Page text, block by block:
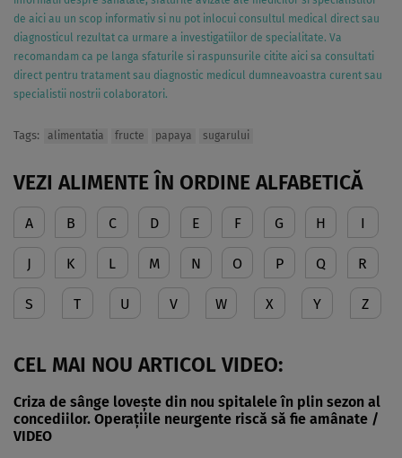
de aici au un scop informativ si nu pot inlocui consultul medical direct sau
diagnosticul rezultat ca urmare a investigatiilor de specialitate. Va
recomandam ca pe langa sfaturile si raspunsurile citite aici sa consultati
direct pentru tratament sau diagnostic medicul dumneavoastra curent sau
specialistii nostrii colaboratori.
Tags: alimentatia fructe papaya sugarului
VEZI ALIMENTE ÎN ORDINE ALFABETICĂ
A B C D E F G H I
J K L M N O P Q R
S T U V W X Y Z
CEL MAI NOU ARTICOL VIDEO:
Criza de sânge lovește din nou spitalele în plin sezon al
concediilor. Operațiile neurgente riscă să fie amânate /
VIDEO